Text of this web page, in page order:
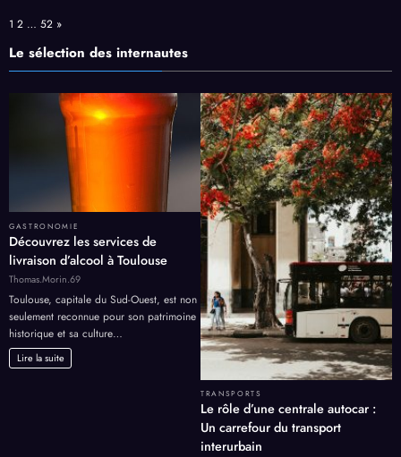
Page:
1 2 … 52 Next
»
Le sélection des internautes
GASTRONOMIE
Découvrez les services de
livraison d’alcool à Toulouse
Thomas.Morin.69
Toulouse, capitale du Sud-Ouest, est non
seulement reconnue pour son patrimoine
historique et sa culture…
Lire la suite
TRANSPORTS
Le rôle d’une centrale autocar :
Un carrefour du transport
interurbain